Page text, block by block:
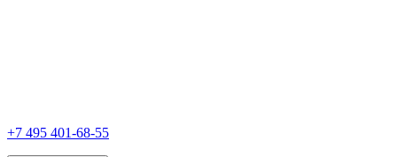
+7 495 401-68-55